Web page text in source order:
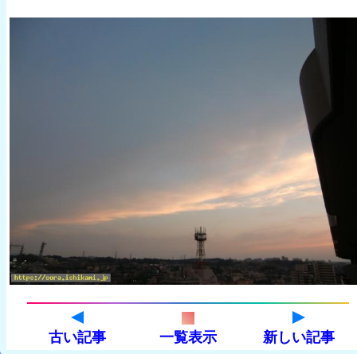
古い記事 一覧表示 新しい記事